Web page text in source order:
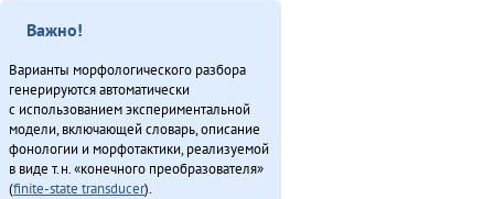
Важно!
Варианты морфологического разбора
генерируются автоматически
с использованием экспериментальной
модели, включающей словарь, описание
фонологии и морфотактики, реализуемой
в виде т.н. «конечного преобразователя»
(finite-state transducer).